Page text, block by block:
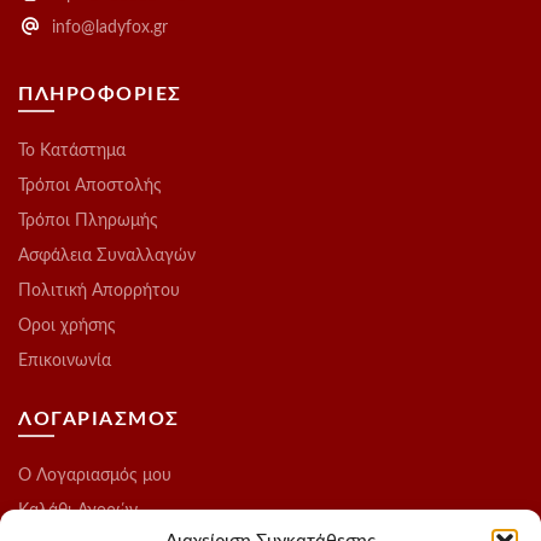
info@ladyfox.gr
ΠΛΗΡΟΦΟΡΙΕΣ
Το Kατάστημα
Τρόποι Αποστολής
Τρόποι Πληρωμής
Ασφάλεια Συναλλαγών
Πολιτική Απορρήτου
Οροι χρήσης
Επικοινωνία
ΛΟΓΑΡΙΑΣΜΟΣ
O Λογαριασμός μου
Καλάθι Αγορών